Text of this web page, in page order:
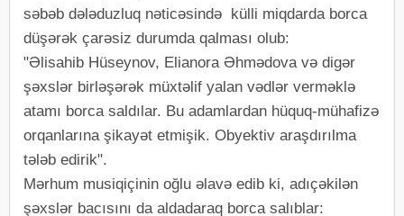
səbəb dələduzluq nəticəsində külli miqdarda borca
düşərək çarəsiz durumda qalması olub:
"Əlisahib Hüseynov, Elianora Əhmədova və digər
şəxslər birləşərək müxtəlif yalan vədlər verməklə
atamı borca saldılar. Bu adamlardan hüquq-mühafizə
orqanlarına şikayət etmişik. Obyektiv araşdırılma
tələb edirik".
Mərhum musiqiçinin oğlu əlavə edib ki, adıçəkilən
şəxslər bacısını da aldadaraq borca salıblar: